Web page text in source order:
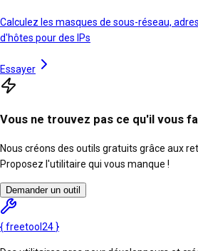
Calculez les masques de sous-réseau,
d'hôtes pour des IPs
Essayer
Vous ne trouvez pas ce qu'il vous
Nous créons des outils gratuits grâce aux
Proposez l'utilitaire qui vous manque !
Demander un outil
{freetool 24 }